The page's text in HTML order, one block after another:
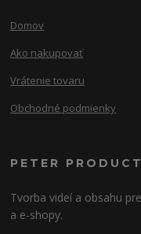
Domov
Ako nakupovať
Vrátenie tovaru
Obchodné podmienky
PETER
Tvorba videí a obsahu
a e-shopy.